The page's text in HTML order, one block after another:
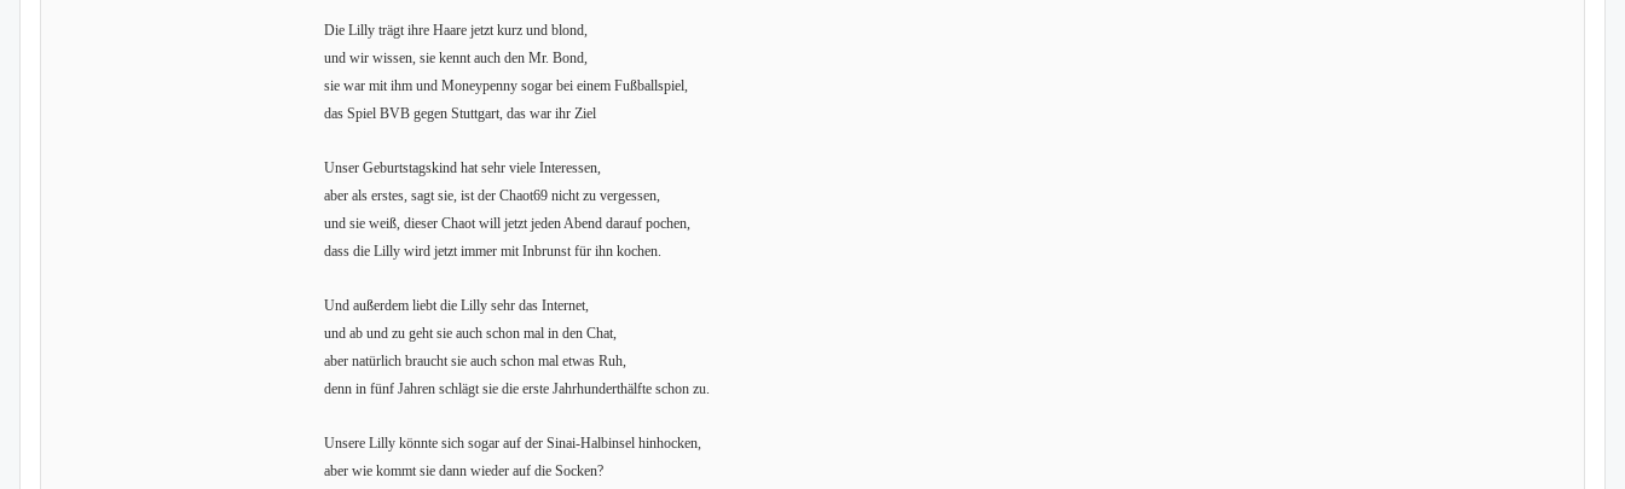
Die Lilly trägt ihre Haare jetzt kurz und blond,
und wir wissen, sie kennt auch den Mr. Bond,
sie war mit ihm und Moneypenny sogar bei einem Fußballspiel,
das Spiel BVB gegen Stuttgart, das war ihr Ziel
Unser Geburtstagskind hat sehr viele Interessen,
aber als erstes, sagt sie, ist der Chaot69 nicht zu vergessen,
und sie weiß, dieser Chaot will jetzt jeden Abend darauf pochen,
dass die Lilly wird jetzt immer mit Inbrunst für ihn kochen.
Und außerdem liebt die Lilly sehr das Internet,
und ab und zu geht sie auch schon mal in den Chat,
aber natürlich braucht sie auch schon mal etwas Ruh,
denn in fünf Jahren schlägt sie die erste Jahrhunderthälfte schon zu.
Unsere Lilly könnte sich sogar auf der Sinai-Halbinsel hinhocken,
aber wie kommt sie dann wieder auf die Socken?